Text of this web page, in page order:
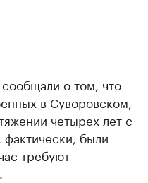
о том, что
в Суворовском,
четырех лет с
были
требуют